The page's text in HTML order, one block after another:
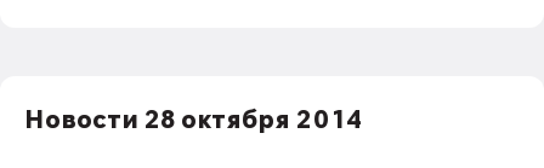
Новости 28 октября 2014